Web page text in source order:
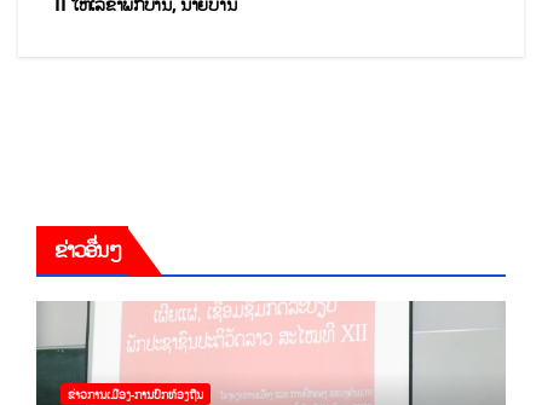
ຂ່າວອື່ນໆ
ຂ່າວການເມືອງ-ການປົກທ້ອງຖີນ